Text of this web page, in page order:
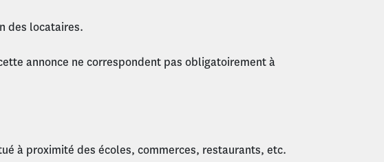
des locataires.
annonce ne correspondent pas obligatoirement à
à proximité des écoles, commerces, restaurants, etc.